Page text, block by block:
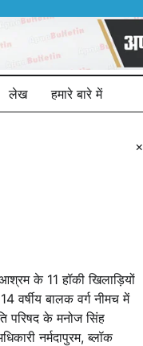
लेख हमारे बारे में
आश्रम के 11 हॉकी खिलाड़ियों
वर्षीय बालक वर्ग नीमच में
परिषद के मनोज सिंह
नर्मदापुरम, ब्लॉक
×